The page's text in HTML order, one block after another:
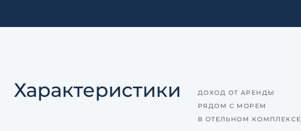
Характеристики
ДОХОД ОТ АРЕНДЫ
РЯДОМ С МОРЕМ
В ОТЕЛЬНОМ КОМПЛЕКСЕ